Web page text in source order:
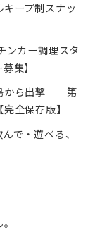
ープ制スナッ
ンカー調理スタ
集】
から出撃──第
全保存版】
で・遊べる、